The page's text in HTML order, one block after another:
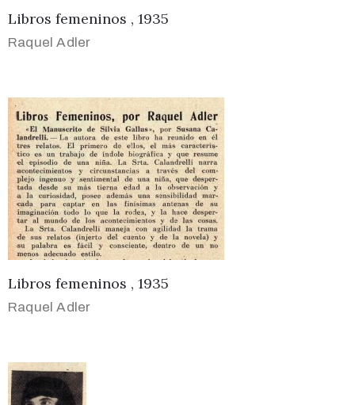
Libros femeninos , 1935
Raquel Adler
Libros femeninos , 1935
Raquel Adler